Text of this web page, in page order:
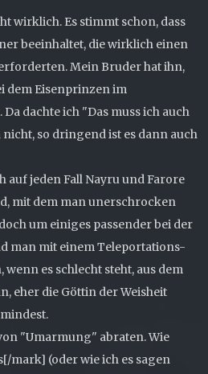
wirklich. Es stimmt schon, dass
beeinhaltet, die wirklich einen
Mein Bruder hat ihn,
dem Eisenprinzen im
dachte ich "Das muss ich auch
so dringend ist es dann auch
auf jeden Fall Nayru und Farore
mit dem man unerschrocken
um einiges passender bei der
man mit einem Teleportations-
wenn es schlecht steht, aus dem
eher die Göttin der Weisheit
"Umarmung" abraten. Wie
mark] (oder wie ich es sagen